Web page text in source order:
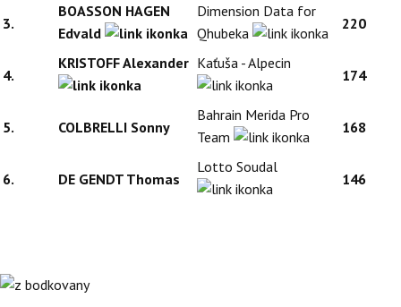
3.
BOASSON HAGEN
Edvald
Dimension Data for
Qhubeka
220
4.
KRISTOFF Alexander Kaťuša - Alpecin
174
5. COLBRELLI Sonny
Bahrain Merida Pro
Team
168
6. DE GENDT Thomas
Lotto Soudal
146